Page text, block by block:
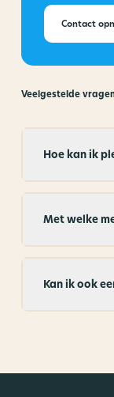
Contact
Veelgestelde
Hoe kan ik
Met welke
Kan ik ook